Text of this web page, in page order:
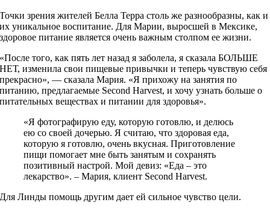
Точки зрения жителей Белла Терра столь же разнообразны, как и
их уникальное воспитание. Для Марии, выросшей в Мексике,
здоровое питание является очень важным столпом ее жизни.
«После того, как пять лет назад я заболела, я сказала БОЛЬШЕ
НЕТ, изменила свои пищевые привычки и теперь чувствую себя
прекрасно», — сказала Мария. «Я прихожу на занятия по
питанию, предлагаемые Second Harvest, и хочу узнать больше о
питательных веществах и питании для здоровья».
«Я фотографирую еду, которую готовлю, и делюсь
ею со своей дочерью. Я считаю, что здоровая еда,
которую я готовлю, очень вкусная. Приготовление
пищи помогает мне быть занятым и сохранять
позитивный настрой. Мой девиз: «Еда – это
лекарство». – Мария, клиент Second Harvest.
Для Линды помощь другим дает ей сильное чувство цели.